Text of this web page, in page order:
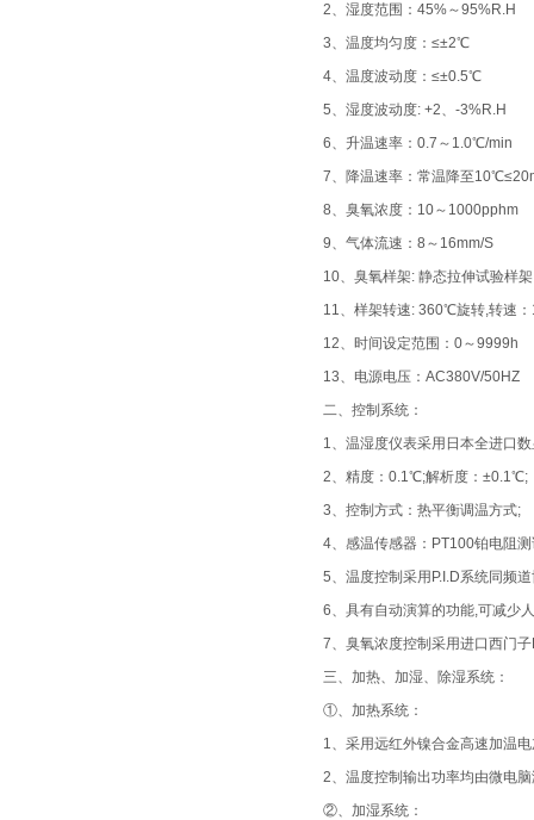
2、湿度范围：45%～95%R.H
3、温度均匀度：≤±2℃
4、温度波动度：≤±0.5℃
5、湿度波动度: +2、-3%R.H
6、升温速率：0.7～1.0℃/min
7、降温速率：常温降至
8、臭氧浓度：10～1000pphm
9、气体流速：8～16mm/S
10、臭氧样架: 静态拉伸试验样
11、样架转速: 360℃旋转,转速
12、时间设定范围：0～9999h
13、电源电压：AC380V/50HZ
二、控制系统：
1、温湿度仪表采用日本全进口
2、精度：0.1℃;解析度：±0.1℃;
3、控制方式：热平衡调温方式;
4、感温传感器：PT100铂电阻
5、温度控制采用P.I.D系统同频
6、具有自动演算的功能,可减少
7、臭氧浓度控制采用进口西门
三、加热、加湿、除湿系统：
①、加热系统：
1、采用远红外镍合金高速加温
2、温度控制输出功率均由微电
②、加湿系统：